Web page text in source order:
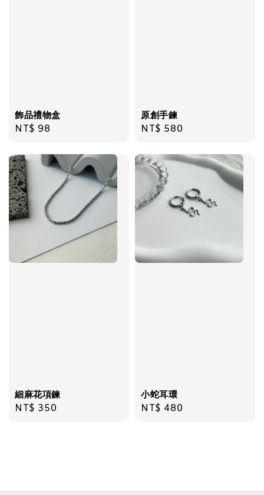
飾品禮物盒
Regular
NT$ 98
原創手鍊
Regular
NT$ 580
細麻花項鍊
Regular
NT$ 350
小蛇耳環
Regular
NT$ 480